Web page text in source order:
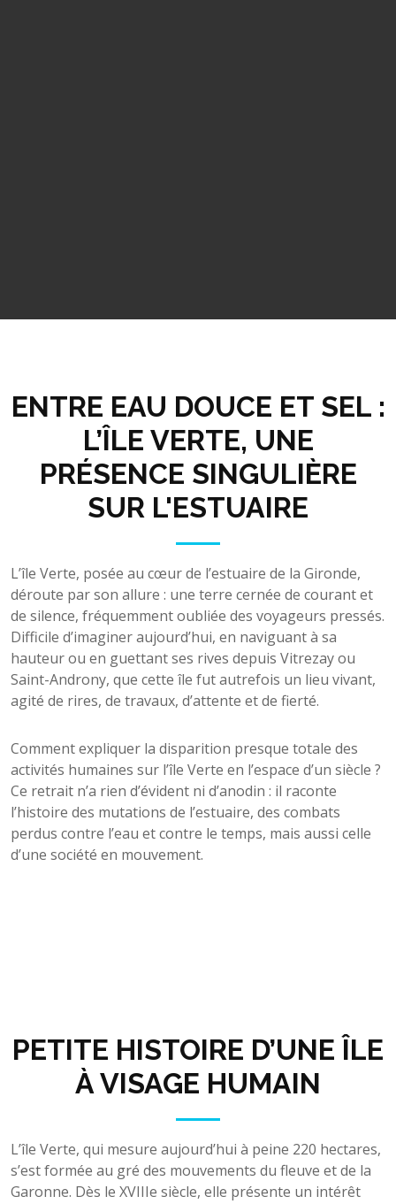
ENTRE EAU DOUCE ET SEL :
L’ÎLE VERTE, UNE
PRÉSENCE SINGULIÈRE
SUR L'ESTUAIRE
L’île Verte, posée au cœur de l’estuaire de la Gironde,
déroute par son allure : une terre cernée de courant et
de silence, fréquemment oubliée des voyageurs pressés.
Difficile d’imaginer aujourd’hui, en naviguant à sa
hauteur ou en guettant ses rives depuis Vitrezay ou
Saint-Androny, que cette île fut autrefois un lieu vivant,
agité de rires, de travaux, d’attente et de fierté.
Comment expliquer la disparition presque totale des
activités humaines sur l’île Verte en l’espace d’un siècle ?
Ce retrait n’a rien d’évident ni d’anodin : il raconte
l’histoire des mutations de l’estuaire, des combats
perdus contre l’eau et contre le temps, mais aussi celle
d’une société en mouvement.
PETITE HISTOIRE D’UNE ÎLE
À VISAGE HUMAIN
L’île Verte, qui mesure aujourd’hui à peine 220 hectares,
s’est formée au gré des mouvements du fleuve et de la
Garonne. Dès le XVIIIe siècle, elle présente un intérêt